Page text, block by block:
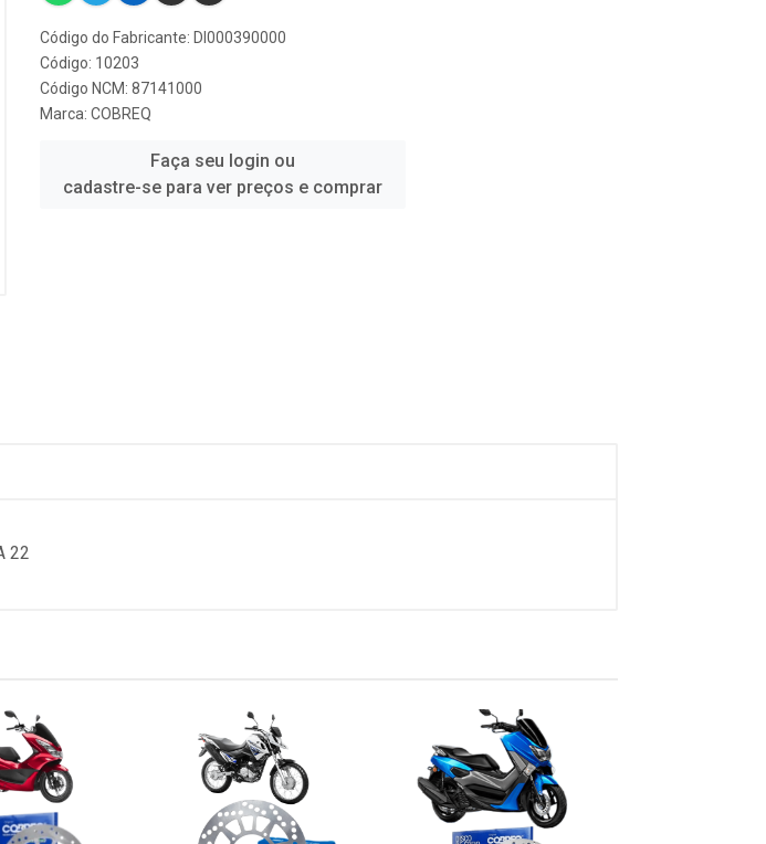
Código do Fabricante: DI000390000
Código: 10203
Código NCM: 87141000
Marca: COBREQ
Faça seu login ou
cadastre-se para ver preços e comprar
22